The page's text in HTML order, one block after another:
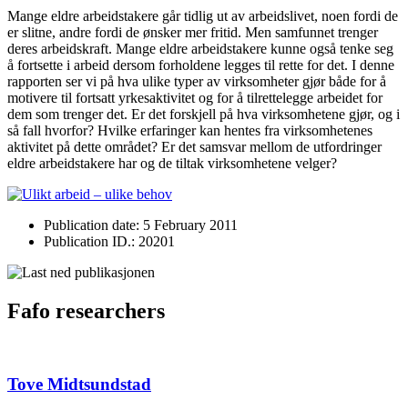
Mange eldre arbeidstakere går tidlig ut av arbeidslivet, noen fordi de
er slitne, andre fordi de ønsker mer fritid. Men samfunnet trenger
deres arbeidskraft. Mange eldre arbeidstakere kunne også tenke seg
å fortsette i arbeid dersom forholdene legges til rette for det. I denne
rapporten ser vi på hva ulike typer av virksomheter gjør både for å
motivere til fortsatt yrkesaktivitet og for å tilrettelegge arbeidet for
dem som trenger det. Er det forskjell på hva virksomhetene gjør, og i
så fall hvorfor? Hvilke erfaringer kan hentes fra virksomhetenes
aktivitet på dette området? Er det samsvar mellom de utfordringer
eldre arbeidstakere har og de tiltak virksomhetene velger?
Publication date: 5 February 2011
Publication ID.: 20201
Fafo researchers
Tove Midtsundstad